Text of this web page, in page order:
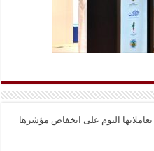
اليوم على انخفاض مؤشرها